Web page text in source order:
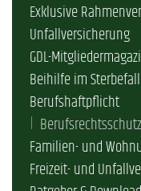
Exklusive
Unfallversicherung
GDL-
Beihilfe im Sterbefall
Berufshaftpflicht
Berufsrechtsschutz
Familien- und
Freizeit- und